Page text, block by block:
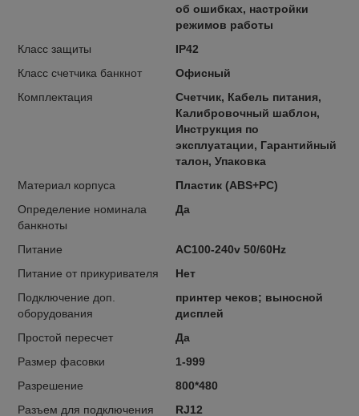
об ошибках, настройки
режимов работы
Класс защиты
IP42
Класс счетчика банкнот
Офисный
Комплектация
Счетчик, Кабель питания,
Калибровочный шаблон,
Инструкция по
эксплуатации, Гарантийный
талон, Упаковка
Материал корпуса
Пластик (ABS+PC)
Определение номинала
банкноты
Да
Питание
AC100-240v 50/60Hz
Питание от прикуривателя
Нет
Подключение доп.
оборудования
принтер чеков; выносной
дисплей
Простой пересчет
Да
Размер фасовки
1-999
Разрешение
800*480
Разъем для подключения
RJ12